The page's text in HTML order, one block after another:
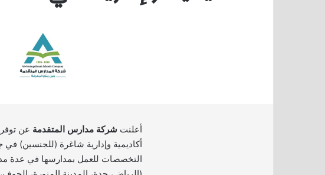
أعلنت شركة مدارس المتقدمة عن
أكاديمية وإدارية شاغرة (للجنسين) في
التخصصات للعمل بمدارسها في عدة